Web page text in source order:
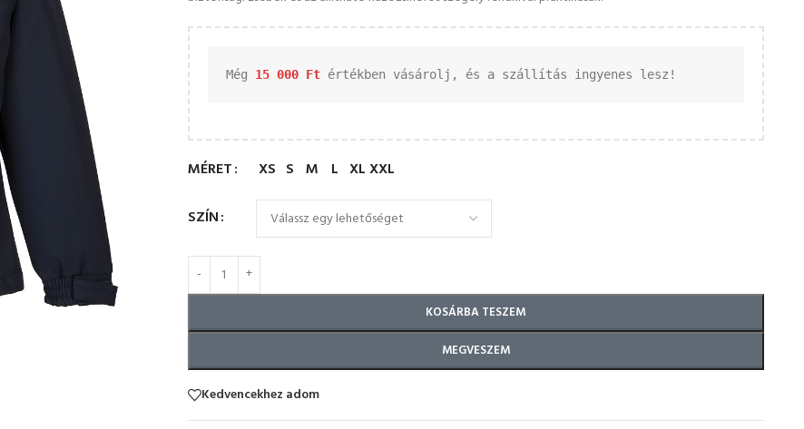
Még 15 000 Ft értékben vásárolj, és a szállítás ingyenes lesz!
MÉRET XS S M L XLXXL
SZÍN
KOSÁRBA TESZEM
MEGVESZEM
Kedvencekhez adom